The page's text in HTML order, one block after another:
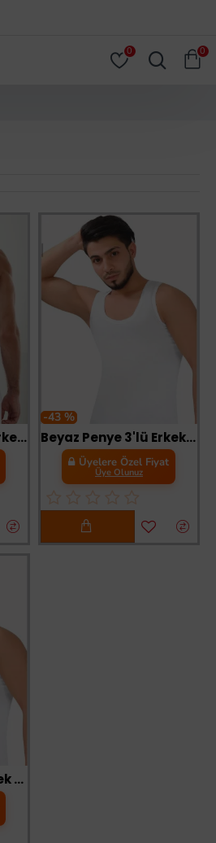
0 0
Beyaz 3'lü Sporcu Erkek Atlet Ribana-SİSMEN07
-43 %
Beyaz Penye 3'lü Erkek Atlet-SİSMEN03
Üyelere Özel Fiyat
Üye Olunuz
Beyaz Penye 6'lı Erkek Atlet-SİSMEN02